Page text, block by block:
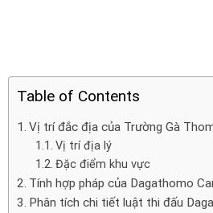
Table of Contents
Vị trí đắc địa của Trường Gà
Vị trí địa lý
Đặc điểm khu vực
Tính hợp pháp của Dagathomo
Phân tích chi tiết luật thi đấu